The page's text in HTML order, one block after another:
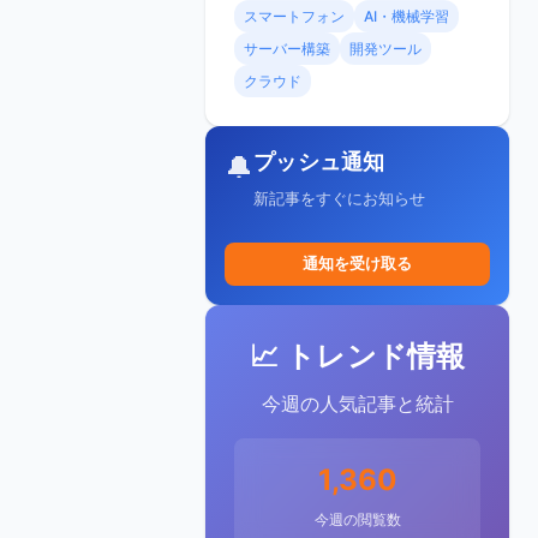
スマートフォン
AI・機械学習
サーバー構築
開発ツール
クラウド
🔔プッシュ通知
新記事をすぐにお知らせ
通知を受け取る
📈 トレンド情報
今週の人気記事と統計
1,360
今週の閲覧数